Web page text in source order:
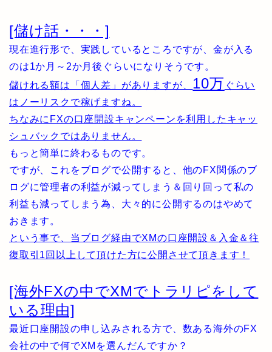
[儲け話・・・]
現在進行形で、実践しているところですが、金が入る
のは1か月～2か月後ぐらいになりそうです。
儲けれる額は「個人差」がありますが、 10万 ぐらい
はノーリスクで稼げますね。
ちなみにFXの口座開設キャンペーンを利用したキャッ
シュバックではありません。
もっと簡単に終わるものです。
ですが、これをブログで公開すると、他のFX関係のブ
ログに管理者の利益が減ってしまう＆回り回って私の
利益も減ってしまう為、大々的に公開するのはやめて
おきます。
という事で、当ブログ経由でXMの口座開設＆入金＆往
復取引1回以上して頂けた方に公開させて頂きます！
[海外FXの中でXMでトラリピをして
いる理由]
最近口座開設の申し込みされる方で、数ある海外のFX
会社の中で何でXMを選んだんですか？